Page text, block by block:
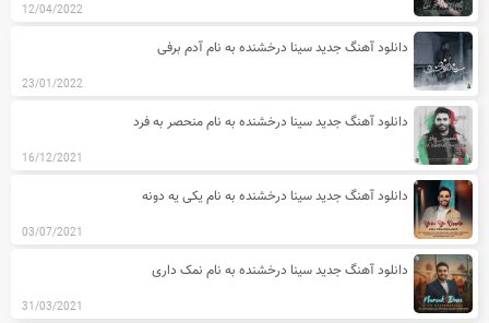
12/04/2022
دانلود آهنگ جدید سینا درخشنده به نام آدم برفی
23/01/2022
دانلود آهنگ جدید سینا درخشنده به نام منحصر به فرد
16/12/2021
دانلود آهنگ جدید سینا درخشنده به نام یکی یه دونه
03/07/2021
دانلود آهنگ جدید سینا درخشنده به نام نمک داری
31/03/2021